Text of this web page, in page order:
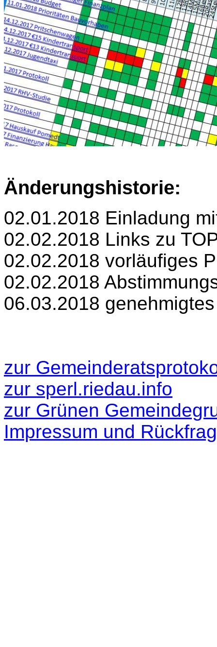
Änderungshistorie:
02.01.2018 Einladung
02.02.2018 Links zu
02.02.2018 vorläufiges
02.02.2018
06.03.2018
zur
zur sperl.riedau.info
zur Grünen
Impressum und